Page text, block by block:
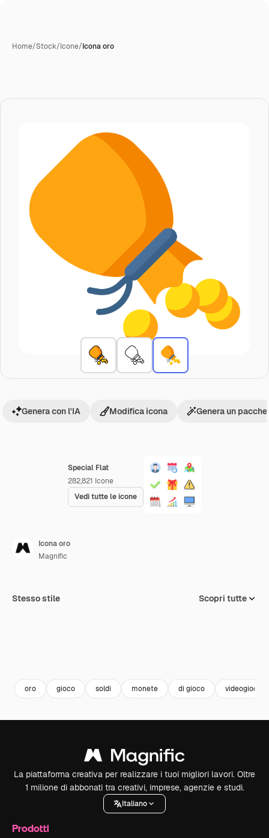
Home/Stock/Icone/Icona oro
Special Flat
282,821 Icone
Vedi tutte le icone
Genera con l'IA Modifica icona Genera un
Icona oro
Magnific
Stesso stile Scopri tutte
oro gioco soldi monete di gioco videogioco
La piattaforma creativa per realizzare i tuoi migliori lavori. Oltre
1 milione di abbonati tra creativi, imprese, agenzie e studi.
Italiano
Prodotti